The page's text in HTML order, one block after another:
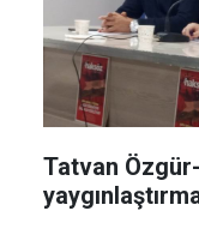
Tatvan Özgür-